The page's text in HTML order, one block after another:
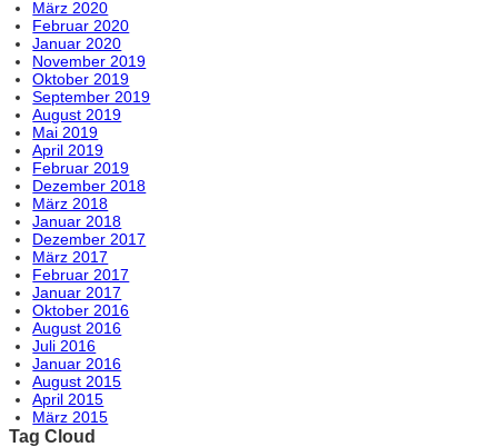
März 2020
Februar 2020
Januar 2020
November 2019
Oktober 2019
September 2019
August 2019
Mai 2019
April 2019
Februar 2019
Dezember 2018
März 2018
Januar 2018
Dezember 2017
März 2017
Februar 2017
Januar 2017
Oktober 2016
August 2016
Juli 2016
Januar 2016
August 2015
April 2015
März 2015
Tag Cloud